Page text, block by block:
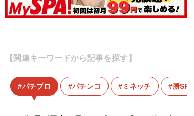
【関連キーワードから記事を探す】
パチプロ パチンコ ミネッチ 勝SPA